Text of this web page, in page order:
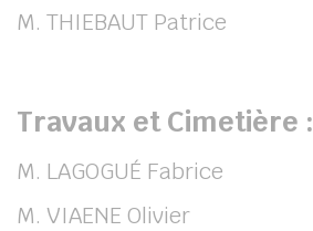
M. THIEBAUT Patrice
Travaux et Cimetière :
M. LAGOGUÉ Fabrice
M. VIAENE Olivier